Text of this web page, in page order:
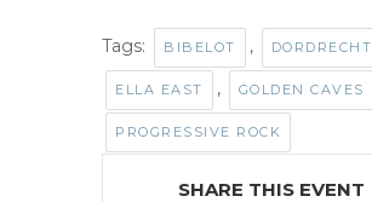
Tags: BIBELOT , DORDRECHT
ELLA EAST , GOLDEN CAVES
PROGRESSIVE ROCK
SHARE THIS EVENT